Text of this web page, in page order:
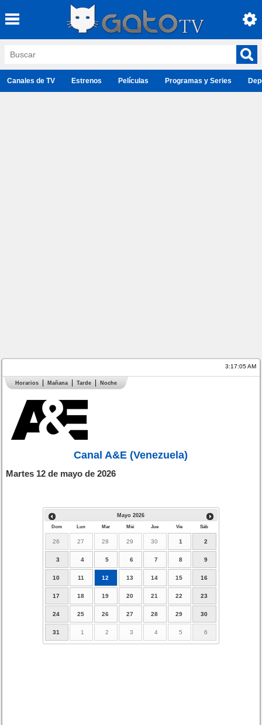
Canales de TV Estrenos Películas Programas y Series
3:17:05 AM
Horarios Mañana Tarde Noche
Canal A&E (Venezuela)
Martes 12 de mayo de 2026
Mayo 2026
Dom Lun Mar Mié Jue Vie Sáb
26 27 28 29 30 1 2
3 4 5 6 7 8 9
10 11 12 13 14 15 16
17 18 19 20 21 22 23
24 25 26 27 28 29 30
31 1 2 3 4 5 6